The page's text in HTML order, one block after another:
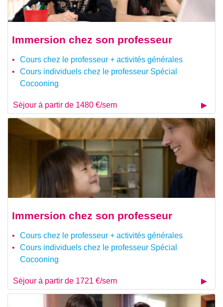
Immersion chez son professeur
Cours chez le professeur + activités générales
Cours individuels chez le professeur Spécial
Cocooning
Séjour à partir de 1480 €/sem
Immersion chez son professeur
Cours chez le professeur + activités générales
Cours individuels chez le professeur Spécial
Cocooning
Séjour à partir de 1721 €/sem